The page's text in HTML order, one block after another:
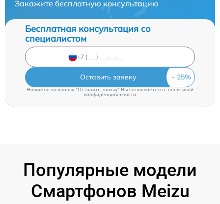
Закажите бесплатную консультацию
Бесплатная консультация со
специалистом
Оставить заявку
Нажимая на кнопку "Оставить заявку" Вы соглашаетесь cполитикой
конфиденциальности
Популярные модели
Смартфонов Meizu